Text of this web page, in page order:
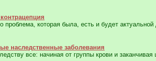
проблема, которая была, есть и будет
наследственные заболевания
все: начиная от группы крови и заканчивая